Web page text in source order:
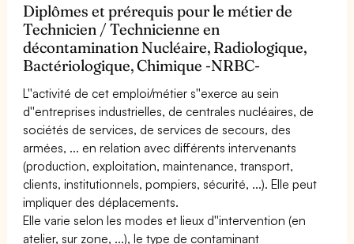
Diplômes et prérequis pour le métier de
Technicien / Technicienne en
décontamination Nucléaire, Radiologique,
Bactériologique, Chimique -NRBC-
L''activité de cet emploi/métier s''exerce au sein
d''entreprises industrielles, de centrales nucléaires, de
sociétés de services, de services de secours, des
armées, ... en relation avec différents intervenants
(production, exploitation, maintenance, transport,
clients, institutionnels, pompiers, sécurité, ...). Elle peut
impliquer des déplacements.
Elle varie selon les modes et lieux d''intervention (en
atelier, sur zone, ...), le type de contaminant